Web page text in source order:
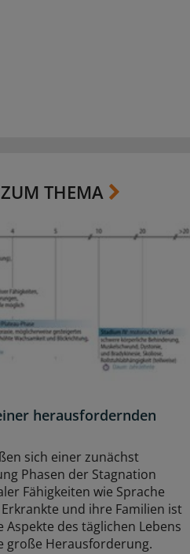
THEMA
herausfordernden
sich einer zunächst
Phasen der Stagnation
Fähigkeiten wie Sprache
und ihre Familien ist
Aspekte des täglichen Lebens
große Herausforderung.